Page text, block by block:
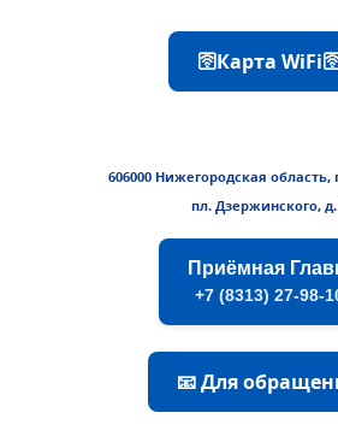
🛜Карта
606000 Нижегородская область,
пл. Дзержинского, д.
Приёмная
+7 (8313) 27-98-
📧 Для